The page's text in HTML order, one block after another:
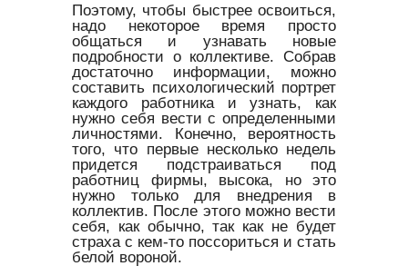
Поэтому, чтобы быстрее освоиться,
надо некоторое время просто
общаться и узнавать новые
подробности о коллективе. Собрав
достаточно информации, можно
составить психологический портрет
каждого работника и узнать, как
нужно себя вести с определенными
личностями. Конечно, вероятность
того, что первые несколько недель
придется подстраиваться под
работниц фирмы, высока, но это
нужно только для внедрения в
коллектив. После этого можно вести
себя, как обычно, так как не будет
страха с кем-то поссориться и стать
белой вороной.